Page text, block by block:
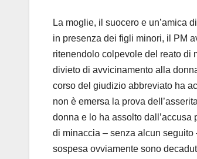
La moglie, il suocero e un’amica
in presenza dei figli minori, il PM
ritenendolo colpevole del reato di
divieto di avvicinamento alla
corso del giudizio abbreviato ha
non è emersa la prova
donna e lo ha assolto
di minaccia – senza alcun
sospesa ovviamente sono